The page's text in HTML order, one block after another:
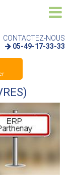
CONTACTEZ-NOUS
05-49-17-33-33